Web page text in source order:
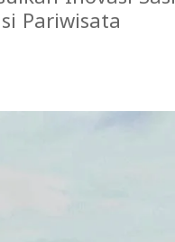
Pariwisata